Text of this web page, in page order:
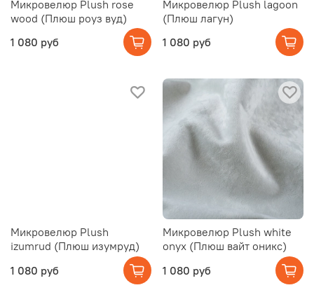
Микровелюр Plush rose
wood (Плюш роуз вуд)
1 080 руб
Микровелюр Plush lagoon
(Плюш лагун)
1 080 руб
Микровелюр Plush
izumrud (Плюш изумруд)
1 080 руб
Микровелюр Plush white
onyx (Плюш вайт оникс)
1 080 руб